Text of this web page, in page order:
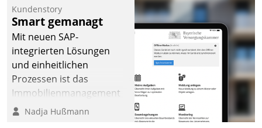
Kundenstory
Smart gemanagt
Mit neuen SAP-
integrierten Lösungen
und einheitlichen
Prozessen ist das
Immobilienmanagement
der Bayerischen
Nadja Hußmann